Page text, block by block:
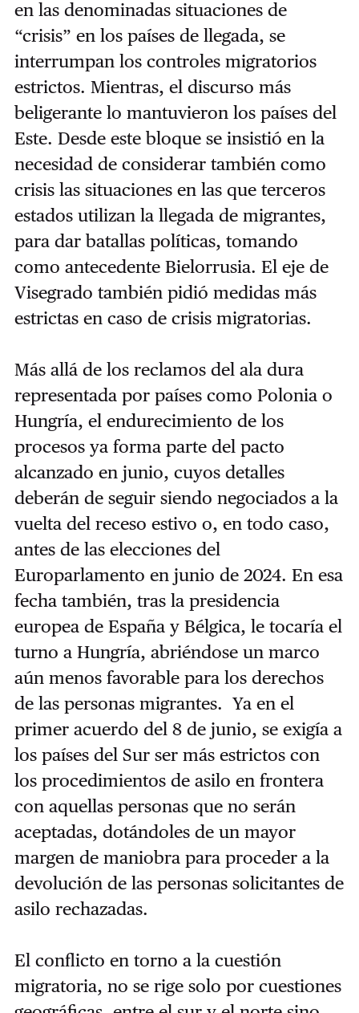
en las denominadas situaciones de
“crisis” en los países de llegada, se
interrumpan los controles migratorios
estrictos. Mientras, el discurso más
beligerante lo mantuvieron los países del
Este. Desde este bloque se insistió en la
necesidad de considerar también como
crisis las situaciones en las que terceros
estados utilizan la llegada de migrantes,
para dar batallas políticas, tomando
como antecedente Bielorrusia. El eje de
Visegrado también pidió medidas más
estrictas en caso de crisis migratorias.
Más allá de los reclamos del ala dura
representada por países como Polonia o
Hungría, el endurecimiento de los
procesos ya forma parte del pacto
alcanzado en junio, cuyos detalles
deberán de seguir siendo negociados a la
vuelta del receso estivo o, en todo caso,
antes de las elecciones del
Europarlamento en junio de 2024. En esa
fecha también, tras la presidencia
europea de España y Bélgica, le tocaría el
turno a Hungría, abriéndose un marco
aún menos favorable para los derechos
de las personas migrantes. Ya en el
primer acuerdo del 8 de junio, se exigía a
los países del Sur ser más estrictos con
los procedimientos de asilo en frontera
con aquellas personas que no serán
aceptadas, dotándoles de un mayor
margen de maniobra para proceder a la
devolución de las personas solicitantes de
asilo rechazadas.
El conflicto en torno a la cuestión
migratoria, no se rige solo por cuestiones